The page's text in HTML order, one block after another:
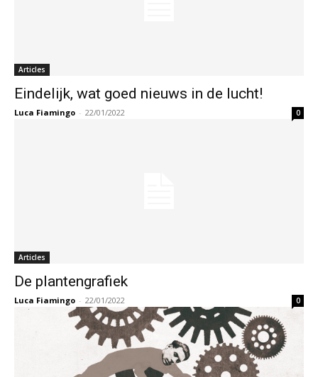
Articles
Eindelijk, wat goed nieuws in de lucht!
Luca Fiamingo - 22/01/2022 0
Articles
De plantengrafiek
Luca Fiamingo - 22/01/2022 0